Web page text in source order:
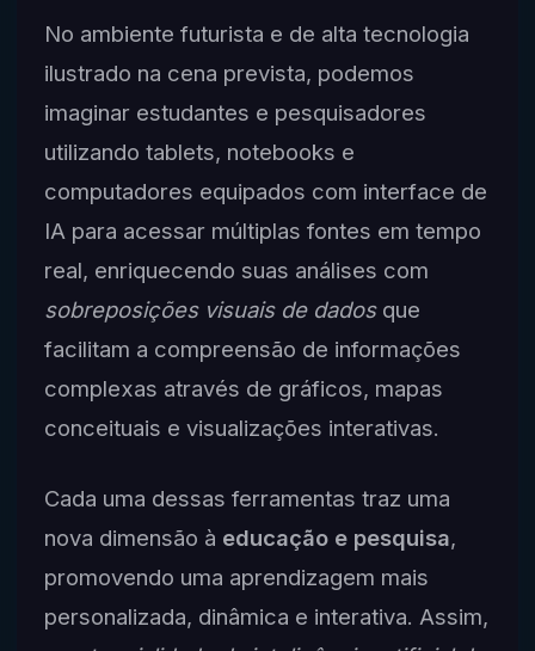
No ambiente futurista e de alta tecnologia
ilustrado na cena prevista, podemos
imaginar estudantes e pesquisadores
utilizando tablets, notebooks e
computadores equipados com interface de
IA para acessar múltiplas fontes em tempo
real, enriquecendo suas análises com
sobreposições visuais de dadosque
facilitam a compreensão de informações
complexas através de gráficos, mapas
conceituais e visualizações interativas.
Cada uma dessas ferramentas traz uma
nova dimensão à educação e pesquisa,
promovendo uma aprendizagem mais
personalizada, dinâmica e interativa. Assim,